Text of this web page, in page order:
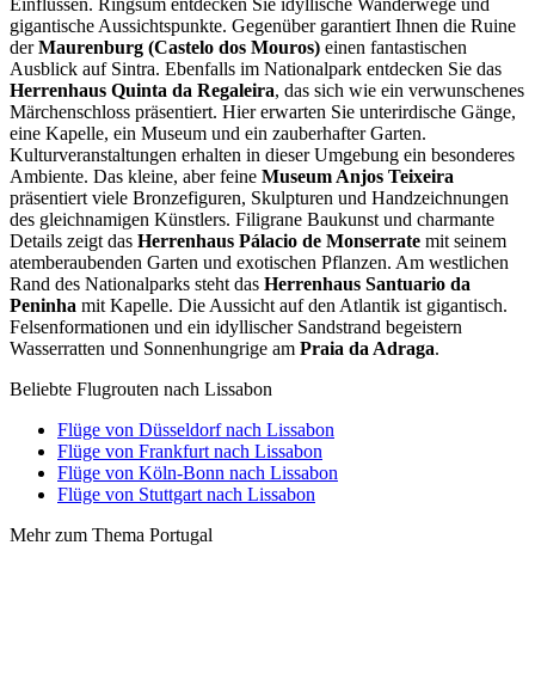
Einflüssen. Ringsum entdecken Sie idyllische Wanderwege und
gigantische Aussichtspunkte. Gegenüber garantiert Ihnen die Ruine
derMaurenburg (Castelo dos Mouros) einen fantastischen
Ausblick auf Sintra. Ebenfalls im Nationalpark entdecken Sie das
Herrenhaus Quinta da Regaleira, das sich wie ein verwunschenes
Märchenschloss präsentiert. Hier erwarten Sie unterirdische Gänge,
eine Kapelle, ein Museum und ein zauberhafter Garten.
Kulturveranstaltungen erhalten in dieser Umgebung ein besonderes
Ambiente. Das kleine, aber feine Museum Anjos Teixeira
präsentiert viele Bronzefiguren, Skulpturen und Handzeichnungen
des gleichnamigen Künstlers. Filigrane Baukunst und charmante
Details zeigt das Herrenhaus Pálacio de Monserrate mit seinem
atemberaubenden Garten und exotischen Pflanzen. Am westlichen
Rand des Nationalparks steht das Herrenhaus Santuario da
Peninha mit Kapelle. Die Aussicht auf den Atlantik ist gigantisch.
Felsenformationen und ein idyllischer Sandstrand begeistern
Wasserratten und Sonnenhungrige am Praia da Adraga.
Beliebte Flugrouten nach Lissabon
Flüge von Düsseldorf nach Lissabon
Flüge von Frankfurt nach Lissabon
Flüge von Köln-Bonn nach Lissabon
Flüge von Stuttgart nach Lissabon
Mehr zum Thema Portugal